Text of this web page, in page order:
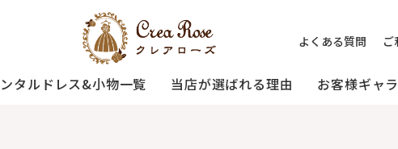
よくある質問 ご
タルドレス&小物一覧 当店が選ばれる理由 お客様ギャ